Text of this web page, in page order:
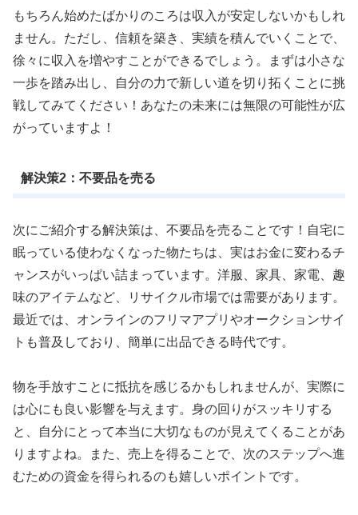
もちろん始めたばかりのころは収入が安定しないかもしれ
ません。ただし、信頼を築き、実績を積んでいくことで、
徐々に収入を増やすことができるでしょう。まずは小さな
一歩を踏み出し、自分の力で新しい道を切り拓くことに挑
戦してみてください！あなたの未来には無限の可能性が広
がっていますよ！
解決策2：不要品を売る
次にご紹介する解決策は、不要品を売ることです！自宅に
眠っている使わなくなった物たちは、実はお金に変わるチ
ャンスがいっぱい詰まっています。洋服、家具、家電、趣
味のアイテムなど、リサイクル市場では需要があります。
最近では、オンラインのフリマアプリやオークションサイ
トも普及しており、簡単に出品できる時代です。
物を手放すことに抵抗を感じるかもしれませんが、実際に
は心にも良い影響を与えます。身の回りがスッキリする
と、自分にとって本当に大切なものが見えてくることがあ
りますよね。また、売上を得ることで、次のステップへ進
むための資金を得られるのも嬉しいポイントです。